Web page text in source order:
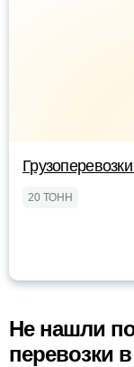
20 ТОНН
Не нашли
перевозки